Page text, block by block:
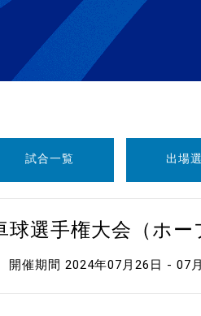
試合一覧 出場
選手権大会（ホー
開催期間 2024年07月26日 - 07